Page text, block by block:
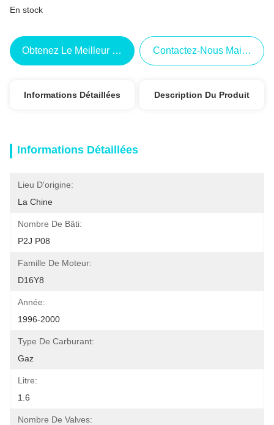
En stock
Obtenez Le Meilleur Prix Contactez-Nous Maintenant
Informations Détaillées Description Du Produit
Informations Détaillées
Lieu D'origine:
La Chine
Nombre De Bâti:
P2J P08
Famille De Moteur:
D16Y8
Année:
1996-2000
Type De Carburant:
Gaz
Litre:
1.6
Nombre De Valves: